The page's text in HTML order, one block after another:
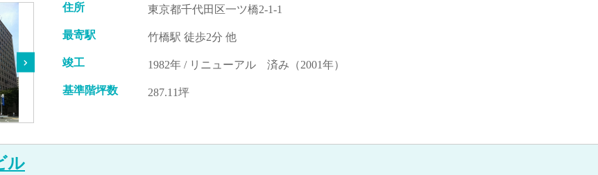
住所 東京都千代田区一ツ橋2-1-1
最寄駅 竹橋駅 徒歩2分 他
竣工 1982年 / リニューアル 済み（2001年）
基準階坪数 287.11坪
ル